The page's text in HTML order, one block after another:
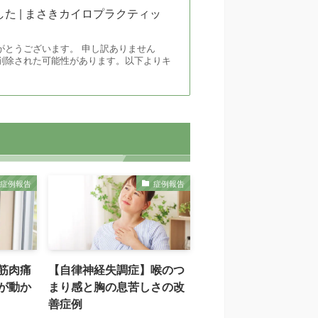
| まさきカイロプラクティッ
うございます。 申し訳ありません
された可能性があります。以下よりキ
症例報告
肉痛
動か
症例報告
【自律神経失調症】喉のつ
まり感と胸の息苦しさの改
善症例